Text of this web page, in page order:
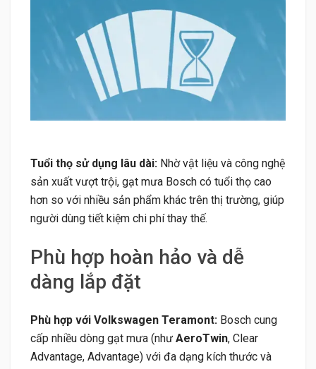
Tuổi thọ sử dụng lâu dài: Nhờ vật liệu và công nghệ
sản xuất vượt trội, gạt mưa Bosch có tuổi thọ cao
hơn so với nhiều sản phẩm khác trên thị trường, giúp
người dùng tiết kiệm chi phí thay thế.
Phù hợp hoàn hảo và dễ
dàng lắp đặt
Phù hợp với Volkswagen Teramont: Bosch cung
cấp nhiều dòng gạt mưa (như AeroTwin, Clear
Advantage, Advantage) với đa dạng kích thước và